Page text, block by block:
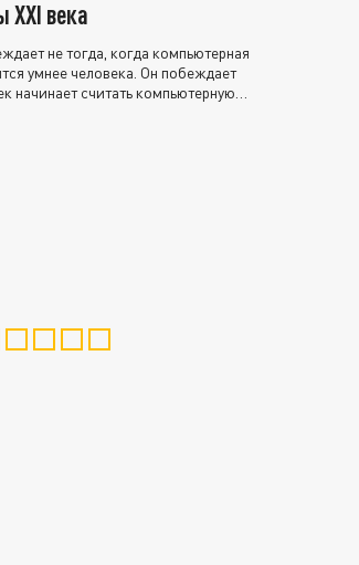
XXI века
не тогда, когда компьютерная
умнее человека. Он побеждает
начинает считать компьютерную